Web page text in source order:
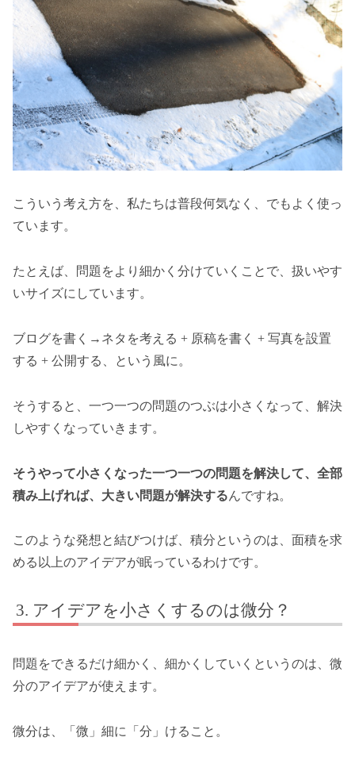
こういう考え方を、私たちは普段何気なく、でもよく使っ
ています。
たとえば、問題をより細かく分けていくことで、扱いやす
いサイズにしています。
ブログを書く→ネタを考える + 原稿を書く + 写真を設置
する + 公開する、という風に。
そうすると、一つ一つの問題のつぶは小さくなって、解決
しやすくなっていきます。
そうやって小さくなった一つ一つの問題を解決して、全部
積み上げれば、大きい問題が解決するんですね。
このような発想と結びつけば、積分というのは、面積を求
める以上のアイデアが眠っているわけです。
アイデアを小さくするのは微分？
問題をできるだけ細かく、細かくしていくというのは、微
分のアイデアが使えます。
微分は、「微」細に「分」けること。